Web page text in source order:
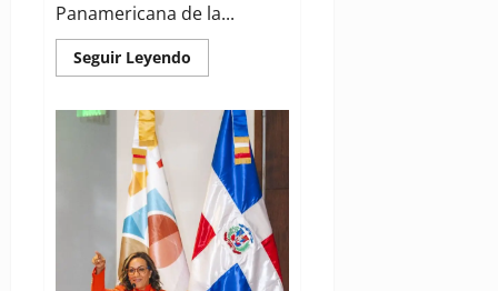
Panamericana de la...
Seguir Leyendo
more
OPS:
advertencias
empaques
espacios
100
%
libres